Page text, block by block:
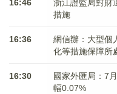
16:46
浙江證監局對財
措施
16:36
網信辦：大型個
化等措施保障所
16:30
國家外匯局：7
幅0.07%